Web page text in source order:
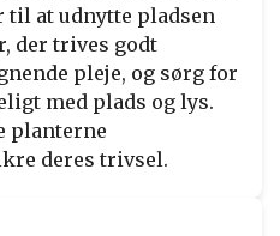
at udnytte pladsen
der trives godt
pleje, og sørg for
med plads og lys.
planterne
deres trivsel.